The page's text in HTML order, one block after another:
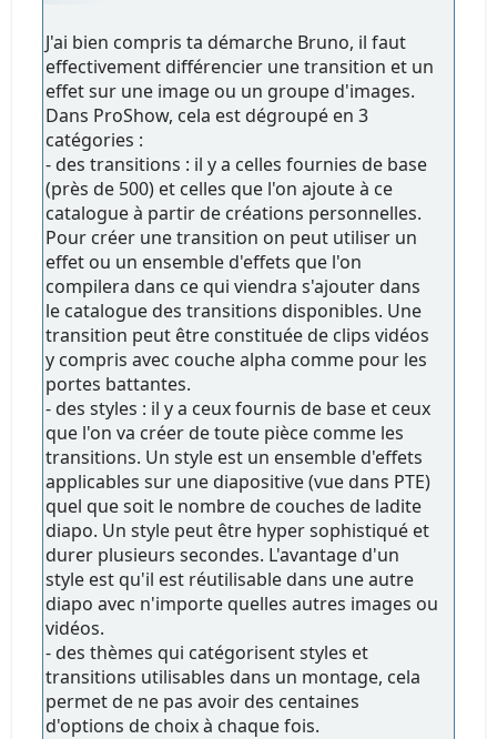
J'ai bien compris ta démarche Bruno, il faut
effectivement différencier une transition et un
effet sur une image ou un groupe d'images.
Dans ProShow, cela est dégroupé en 3
catégories :
- des transitions : il y a celles fournies de base
(près de 500) et celles que l'on ajoute à ce
catalogue à partir de créations personnelles.
Pour créer une transition on peut utiliser un
effet ou un ensemble d'effets que l'on
compilera dans ce qui viendra s'ajouter dans
le catalogue des transitions disponibles. Une
transition peut être constituée de clips vidéos
y compris avec couche alpha comme pour les
portes battantes.
- des styles : il y a ceux fournis de base et ceux
que l'on va créer de toute pièce comme les
transitions. Un style est un ensemble d'effets
applicables sur une diapositive (vue dans PTE)
quel que soit le nombre de couches de ladite
diapo. Un style peut être hyper sophistiqué et
durer plusieurs secondes. L'avantage d'un
style est qu'il est réutilisable dans une autre
diapo avec n'importe quelles autres images ou
vidéos.
- des thèmes qui catégorisent styles et
transitions utilisables dans un montage, cela
permet de ne pas avoir des centaines
d'options de choix à chaque fois.